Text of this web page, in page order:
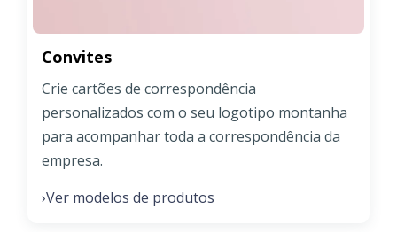
Convites
Crie cartões de correspondência
personalizados com o seu logotipo montanha
para acompanhar toda a correspondência da
empresa.
›Ver modelos de produtos